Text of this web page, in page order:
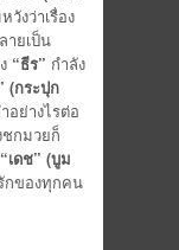
งว่าเรื่อง
ายเป็น
“ธีร” กำลัง
(กระปุก
อย่างไรต่อ
กมวยก็
“เดช” (บูม
กของทุกคน